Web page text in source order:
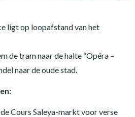
ligt op loopafstand van het
de tram naar de halte “Opéra –
naar de oude stad.
Cours Saleya-markt voor verse